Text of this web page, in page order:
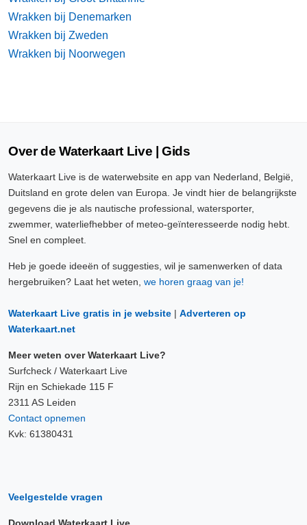
Wrakken bij Denemarken
Wrakken bij Zweden
Wrakken bij Noorwegen
Over de Waterkaart Live | Gids
Waterkaart Live is de waterwebsite en app van Nederland, België,
Duitsland en grote delen van Europa. Je vindt hier de belangrijkste
gegevens die je als nautische professional, watersporter,
zwemmer, waterliefhebber of meteo-geïnteresseerde nodig hebt.
Snel en compleet.
Heb je goede ideeën of suggesties, wil je samenwerken of data
hergebruiken? Laat het weten, we horen graag van je!
Waterkaart Live gratis in je website | Adverteren op
Waterkaart.net
Meer weten over Waterkaart Live?
Surfcheck / Waterkaart Live
Rijn en Schiekade 115 F
2311 AS Leiden
Contact opnemen
Kvk: 61380431
Veelgestelde vragen